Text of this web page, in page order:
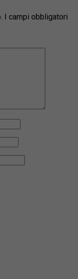
I campi obbligatori